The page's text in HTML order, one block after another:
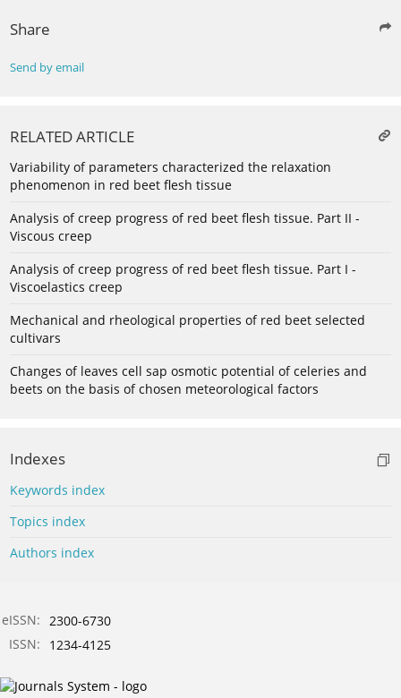
Share
Send by email
RELATED ARTICLE
Variability of parameters characterized the relaxation
phenomenon in red beet flesh tissue
Analysis of creep progress of red beet flesh tissue. Part II -
Viscous creep
Analysis of creep progress of red beet flesh tissue. Part I -
Viscoelastics creep
Mechanical and rheological properties of red beet selected
cultivars
Changes of leaves cell sap osmotic potential of celeries and
beets on the basis of chosen meteorological factors
Indexes
Keywords index
Topics index
Authors index
eISSN: 2300-6730
ISSN:
1234-4125